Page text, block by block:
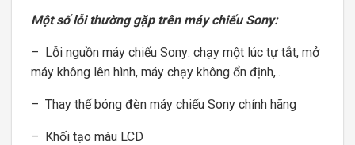
Một số lỗi thường gặp trên máy chiếu Sony:
– Lỗi nguồn máy chiếu Sony: chạy một lúc tự tắt, mở
máy không lên hình, máy chạy không ổn định,..
– Thay thế bóng đèn máy chiếu Sony chính hãng
– Khối tạo màu LCD